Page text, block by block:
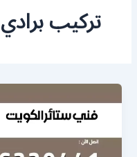
تركيب برادي